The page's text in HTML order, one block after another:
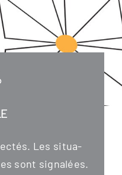
Les situa­
sont signalées.